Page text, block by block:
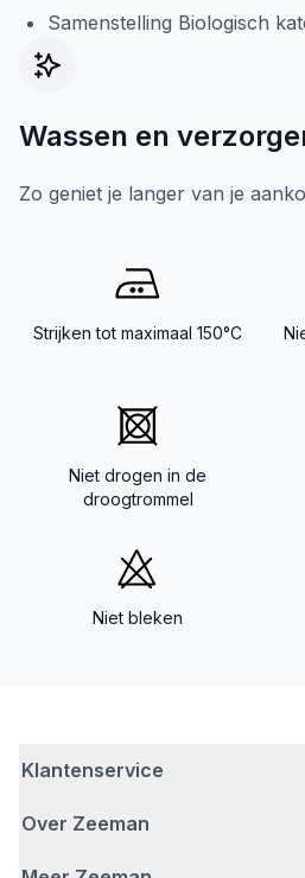
Samenstelling Biologisch
Wassen en
Zo geniet je langer van je
Strijken tot maximaal 150°C
Niet drogen in de
droogtrommel
Niet bleken
Klantenservice
Veelgestelde vragen
Over Zeeman